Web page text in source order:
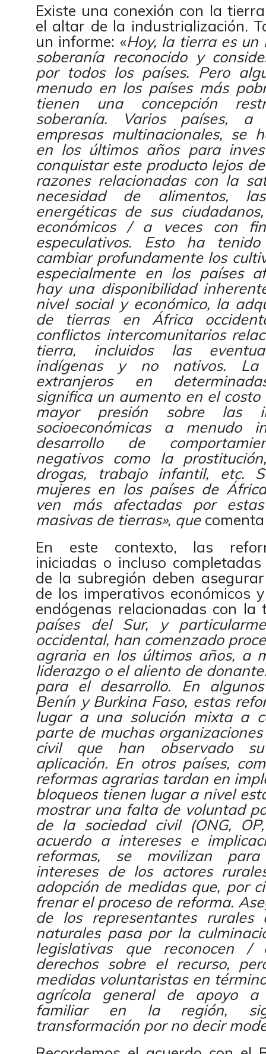
Existe una conexión con la
el altar de la industrialización.
un informe: «Hoy, la tierra es un
soberanía reconocido y
por todos los países. Pero
menudo en los países más
tienen una concepción
soberanía. Varios países, a
empresas multinacionales, se
en los últimos años para
conquistar este producto lejos
razones relacionadas con la
necesidad de alimentos,
energéticas de sus
económicos / a veces con
especulativos. Esto ha
cambiar profundamente los
especialmente en los países
hay una disponibilidad
nivel social y económico, la
de tierras en África
conflictos intercomunitarios
tierra, incluidos las
indígenas y no nativos. La
extranjeros en
significa un aumento en el
mayor presión sobre las
socioeconómicas a menudo
desarrollo de
negativos como la
drogas, trabajo infantil, etc.
mujeres en los países de
ven más afectadas por estas
masivas de tierras», que
En este contexto, las
iniciadas o incluso
de la subregión deben
de los imperativos económicos
endógenas relacionadas con la
países del Sur, y
occidental, han comenzado
agraria en los últimos años, a
liderazgo o el aliento de
para el desarrollo. En
Benín y Burkina Faso, estas
lugar a una solución mixta a
parte de muchas
civil que han observado
aplicación. En otros países,
reformas agrarias tardan en
bloqueos tienen lugar a nivel
mostrar una falta de voluntad
de la sociedad civil (ONG,
acuerdo a intereses e
reformas, se movilizan
intereses de los actores
adopción de medidas que, por
frenar el proceso de reforma.
de los representantes rurales
naturales pasa por la
legislativas que reconocen /
derechos sobre el recurso,
medidas voluntaristas en
agrícola general de apoyo a
familiar en la región,
transformación por no decir